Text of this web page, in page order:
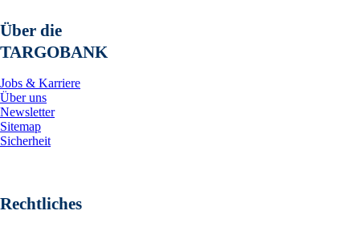
Über die
TARGOBANK
Jobs & Karriere
Über uns
Newsletter
Sitemap
Sicherheit
Rechtliches